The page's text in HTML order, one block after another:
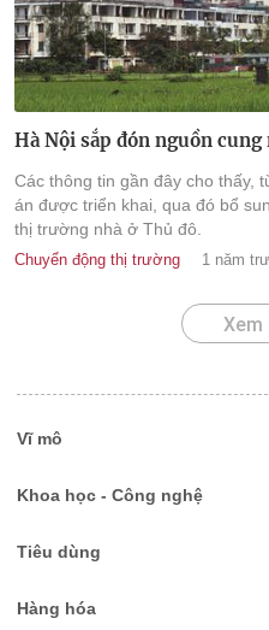
Hà Nội sắp đón nguồn cung
Các thông tin gần đây cho thấy,
án được triển khai, qua đó bổ
thị trường nhà ở Thủ đô.
Chuyển động thị trường 1 năm
Xem
Vĩ mô
Khoa học - Công nghệ
Tiêu dùng
Hàng hóa